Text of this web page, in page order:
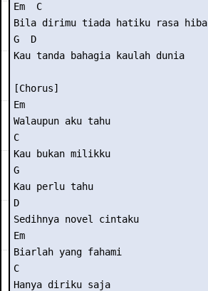
Em  C
Bila dirimu tiada hatiku rasa hiba
G  D
Kau tanda bahagia kaulah dunia
[Chorus]
Em
Walaupun aku tahu
C
Kau bukan milikku
G
Kau perlu tahu
D
Sedihnya novel cintaku
Em
Biarlah yang fahami
C
Hanya diriku saja